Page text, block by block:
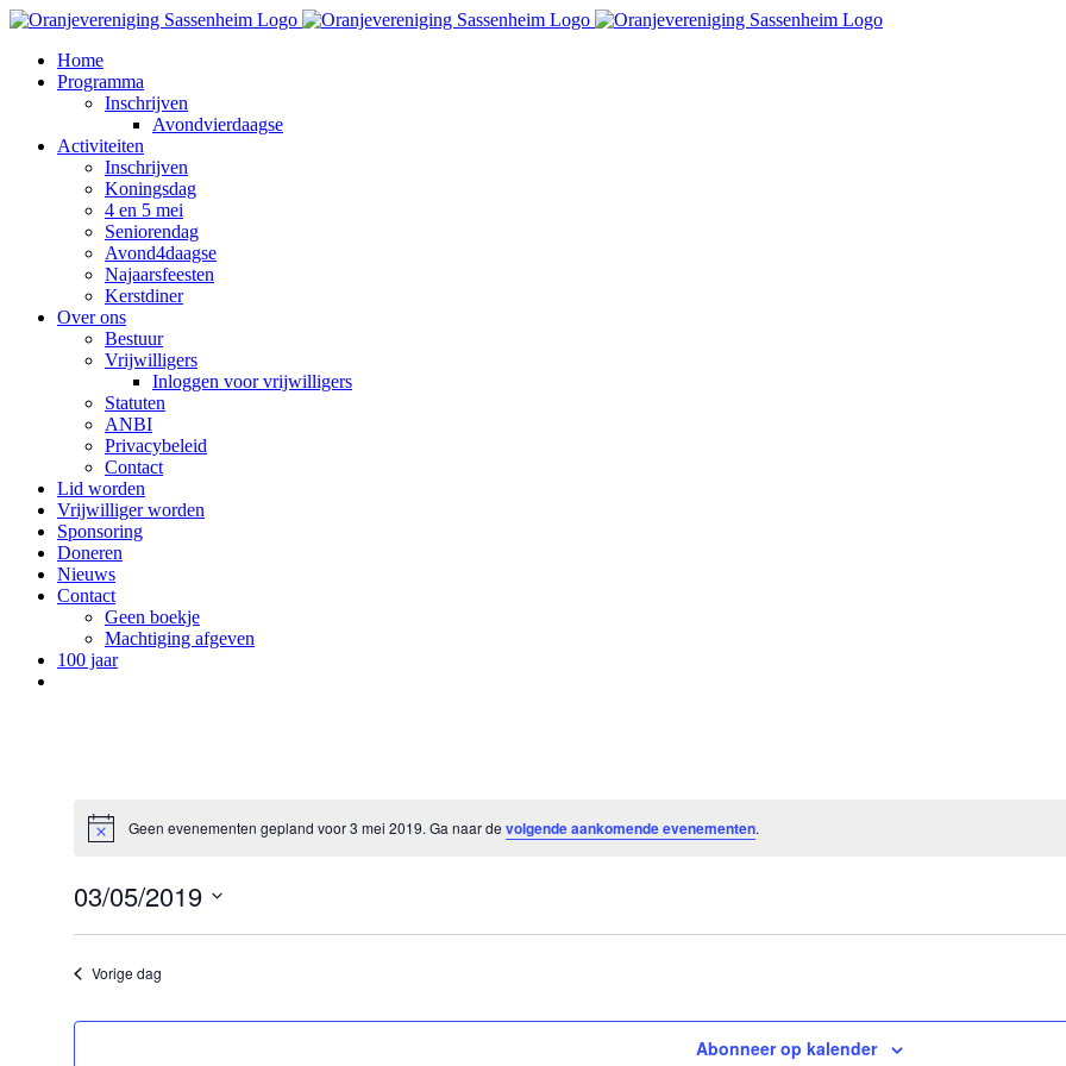
Ga
inhoudHome
Programma
Inschrijven
Avondvierdaagse
Activiteiten
Inschrijven
Koningsdag
4 en 5 mei
Seniorendag
Avond4daagse
Najaarsfeesten
Kerstdiner
Over ons
Bestuur
Vrijwilligers
Inloggen voor vrijwilligers
Statuten
ANBI
Privacybeleid
Contact
Lid worden
Vrijwilliger worden
Sponsoring
Doneren
Nieuws
Contact
Geen boekje
Machtiging afgeven
100 jaar
Geen evenementen gepland voor 3 mei 2019. Ga naar de volgende aankomende evenementen.
03/05/2019
datum.
Vorige dag
Abonneer op kalender